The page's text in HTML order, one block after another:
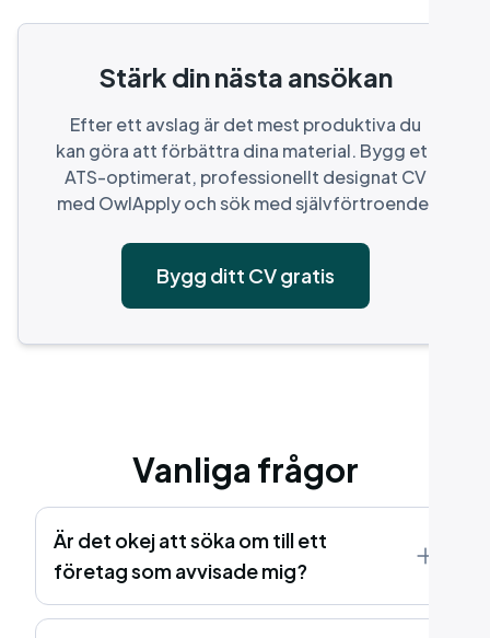
Stärk din nästa ansökan
Efter ett avslag är det mest produktiva du
kan göra att förbättra dina material. Bygg ett
ATS-optimerat, professionellt designat CV
med OwlApply och sök med självförtroende.
Bygg ditt CV gratis
Vanliga frågor
Är det okej att söka om till ett
företag som avvisade mig?